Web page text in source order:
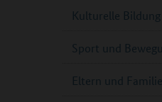
Kulturelle Bildung
Sport und
Eltern und